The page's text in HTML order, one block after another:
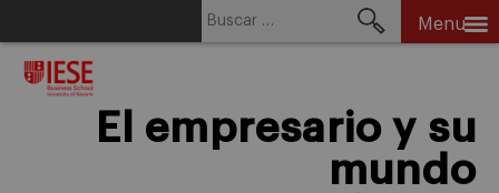
Menu
El empresario y su
mundo